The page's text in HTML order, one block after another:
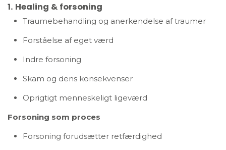
1. Healing & forsoning
Traumebehandling og anerkendelse af traumer
Forståelse af eget værd
Indre forsoning
Skam og dens konsekvenser
Oprigtigt menneskeligt ligeværd
Forsoning som proces
Forsoning forudsætter retfærdighed